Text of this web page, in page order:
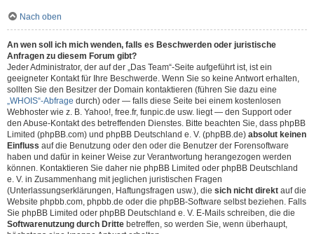
Nach oben
An wen soll ich mich wenden, falls es Beschwerden oder juristische
Anfragen zu diesem Forum gibt?
Jeder Administrator, der auf der „Das Team“-Seite aufgeführt ist, ist ein
geeigneter Kontakt für Ihre Beschwerde. Wenn Sie so keine Antwort erhalten,
sollten Sie den Besitzer der Domain kontaktieren (führen Sie dazu eine
„WHOIS“-Abfrage durch) oder — falls diese Seite bei einem kostenlosen
Webhoster wie z. B. Yahoo!, free.fr, funpic.de usw. liegt — den Support oder
den Abuse-Kontakt des betreffenden Dienstes. Bitte beachten Sie, dass phpBB
Limited (phpBB.com) und phpBB Deutschland e. V. (phpBB.de) absolut keinen
Einfluss auf die Benutzung oder den oder die Benutzer der Forensoftware
haben und dafür in keiner Weise zur Verantwortung herangezogen werden
können. Kontaktieren Sie daher nie phpBB Limited oder phpBB Deutschland
e. V. in Zusammenhang mit jeglichen juristischen Fragen
(Unterlassungserklärungen, Haftungsfragen usw.), die sich nicht direkt auf die
Website phpbb.com, phpbb.de oder die phpBB-Software selbst beziehen. Falls
Sie phpBB Limited oder phpBB Deutschland e. V. E-Mails schreiben, die die
Softwarenutzung durch Dritte betreffen, so werden Sie, wenn überhaupt,